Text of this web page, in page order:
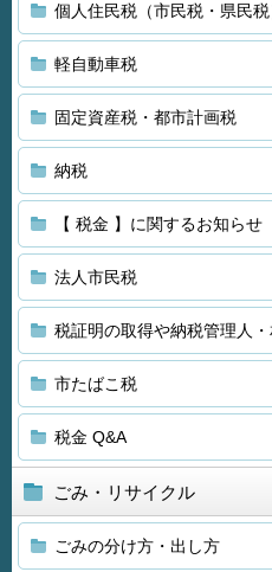
個人住民税（市民税・県民税
軽自動車税
固定資産税・都市計画税
納税
【 税金 】に関するお知らせ
法人市民税
税証明の取得や納税管理人
市たばこ税
税金 Q&A
ごみ・リサイクル
ごみの分け方・出し方